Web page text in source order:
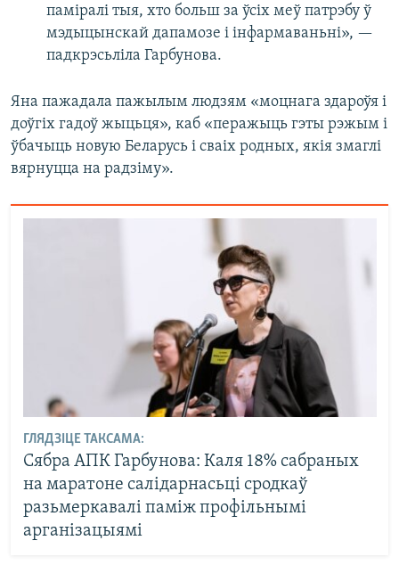
паміралі тыя, хто больш за ўсіх меў патрэбу ў
мэдыцынскай дапамозе і інфармаваньні», —
падкрэсьліла Гарбунова.
Яна пажадала пажылым людзям «моцнага здароўя і
доўгіх гадоў жыцьця», каб «перажыць гэты рэжым і
ўбачыць новую Беларусь і сваіх родных, якія змаглі
вярнуцца на радзіму».
ГЛЯДЗІЦЕ ТАКСАМА:
Сябра АПК Гарбунова: Каля 18% сабраных
на маратоне салідарнасьці сродкаў
разьмеркавалі паміж профільнымі
арганізацыямі